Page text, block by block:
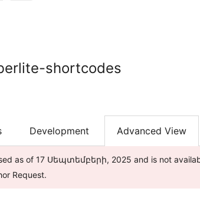
shortcodes
Development Advanced View
as of 17 Սեպտեմբերի, 2025 and is not
Request.